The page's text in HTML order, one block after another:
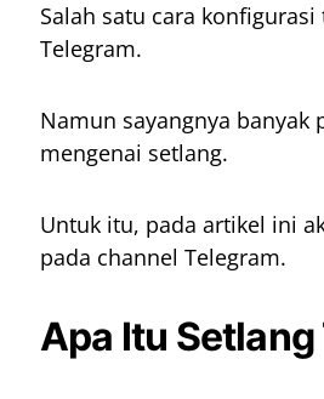
Salah satu cara
Telegram.
Namun sayangnya banyak
mengenai setlang.
Untuk itu, pada artikel ini
pada channel Telegram.
Apa Itu